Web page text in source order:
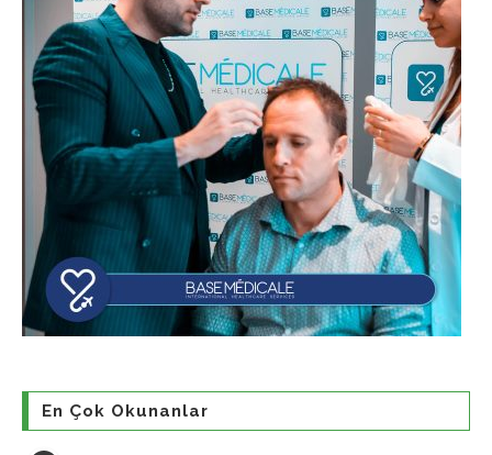
En Çok Okunanlar